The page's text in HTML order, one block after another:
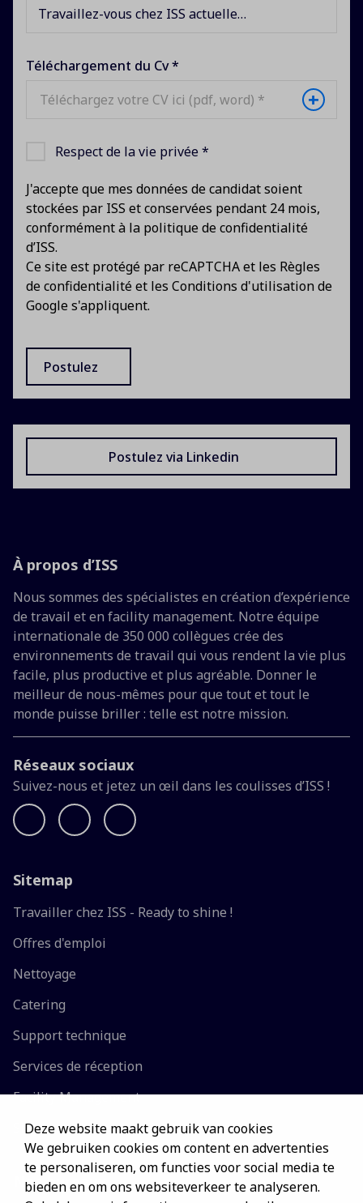
Deze website maakt gebruik van cookies
We gebruiken cookies om content en advertenties
te personaliseren, om functies voor social media te
bieden en om ons websiteverkeer te analyseren.
Travaillez-vous chez ISS actuellement ?
Téléchargement du Cv *
Téléchargez votre CV ici (pdf, word) *
+
Respect de la vie privée *
J'accepte que mes données de candidat soient
stockées par ISS et conservées pendant 24 mois,
conformément à la politique de confidentialité
d’ISS.
Ce site est protégé par reCAPTCHA et les Règles
de confidentialité et les Conditions d'utilisationde
Google s'appliquent.
Postulez
Postulez via Linkedin
À propos d’ISS
Nous sommes des spécialistes en création d’expérience
de travail et en facility management. Notre équipe
internationale de 350 000 collègues crée des
environnements de travail qui vous rendent la vie plus
facile, plus productive et plus agréable. Donner le
meilleur de nous-mêmes pour que tout et tout le
monde puisse briller : telle est notre mission.
Réseaux sociaux
Suivez-nous et jetez un œil dans les coulisses d’ISS !
Sitemap
Travailler chez ISS - Ready to shine !
Offres d'emploi
Nettoyage
Catering
Support technique
Services de réception
Facility Management
Siège social
Nos bureaux